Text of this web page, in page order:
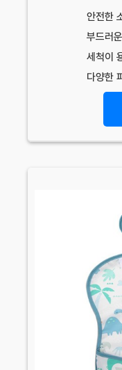
안전한
부드러
세척이
다양한